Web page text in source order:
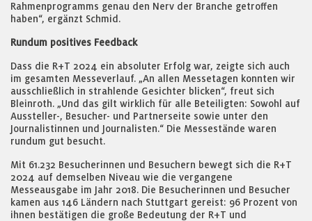
Rahmenprogramms genau den Nerv der Branche getroffen
haben“, ergänzt Schmid.
Rundum positives Feedback
Dass die R+T 2024 ein absoluter Erfolg war, zeigte sich auch
im gesamten Messeverlauf. „An allen Messetagen konnten wir
ausschließlich in strahlende Gesichter blicken“, freut sich
Bleinroth. „Und das gilt wirklich für alle Beteiligten: Sowohl auf
Aussteller-, Besucher- und Partnerseite sowie unter den
Journalistinnen und Journalisten.“ Die Messestände waren
rundum gut besucht.
Mit 61.232 Besucherinnen und Besuchern bewegt sich die R+T
2024 auf demselben Niveau wie die vergangene
Messeausgabe im Jahr 2018. Die Besucherinnen und Besucher
kamen aus 146 Ländern nach Stuttgart gereist: 96 Prozent von
ihnen bestätigen die große Bedeutung der R+T und